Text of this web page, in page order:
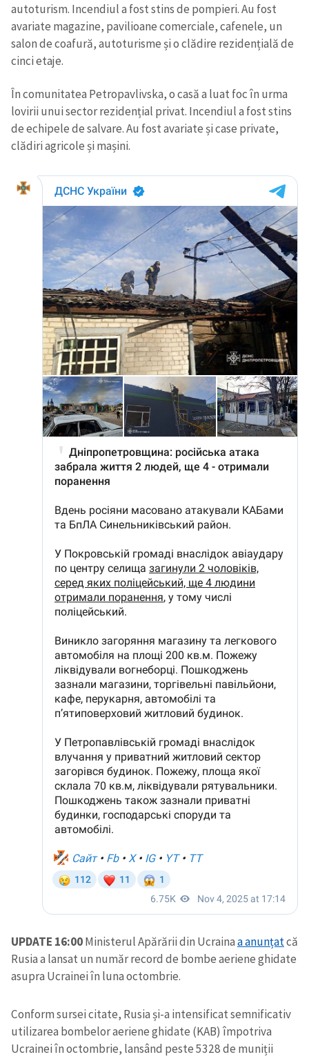
autoturism. Incendiul a fost stins de pompieri. Au fost
avariate magazine, pavilioane comerciale, cafenele, un
salon de coafură, autoturisme și o clădire rezidențială de
cinci etaje.
În comunitatea Petropavlivska, o casă a luat foc în urma
lovirii unui sector rezidențial privat. Incendiul a fost stins
de echipele de salvare. Au fost avariate și case private,
clădiri agricole și mașini.
UPDATE 16:00Ministerul Apărării din Ucrainaa anunțatcă
Rusia a lansat un număr record de bombe aeriene ghidate
asupra Ucrainei în luna octombrie.
Conform sursei citate, Rusia și-a intensificat semnificativ
utilizarea bombelor aeriene ghidate (KAB) împotriva
Ucrainei în octombrie, lansând peste 5328 de muniții